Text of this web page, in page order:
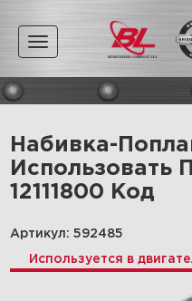
Toggle
navigation
Набивка-
Использовать
12111800 Код
Артикул: 592485
Используется в